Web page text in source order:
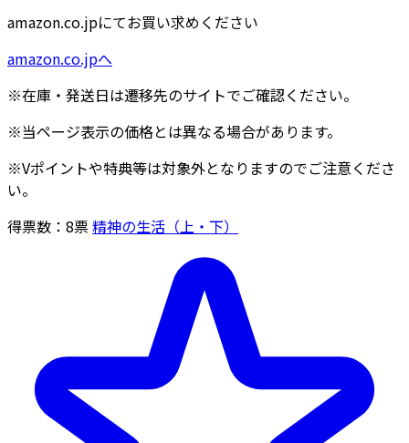
amazon.co.jpにてお買い求めください
amazon.co.jpへ
※在庫・発送日は遷移先のサイトでご確認ください。
※当ページ表示の価格とは異なる場合があります。
※Vポイントや特典等は対象外となりますのでご注意くださ
い。
得票数： 8票精神の生活（上・下）